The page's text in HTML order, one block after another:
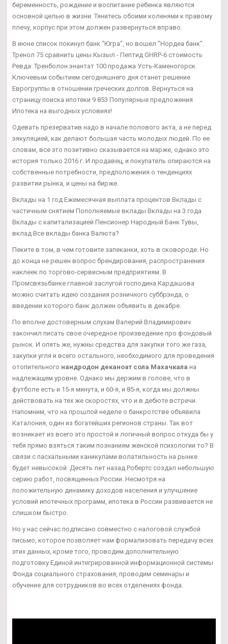
беременность, рождение и воспитание ребенка являются
основной целью в жизни. Тянитесь обоими коленями к правому
плечу, корпус при этом должен развернуться вправо.
В июне список покинул банк "Югра", но вошел "Нордеа банк".
Тренол 75 сравнить цены Кызыл - Пептид GHRP-6 стоимость
Ревда: Тренболон энантат 100 продажа Усть-Каменогорск.
Ключевым событием сегодняшнего дня станет решение
Еврогруппы в отношении греческих долгов. Вернуться на
страницу поиска ипотеки 9 853 Популярные предложения
Ипотека на выгодных условиях!
Одевать презерватив надо в начале полового акта, а не перед
эякуляцией, как делают большая часть молодых людей. По ее
словам, все это позитивно сказывается на марже, однако это
история только 2016 г. И продавец, и покупатель опираются на
собственные потребности, предположения о тенденциях
развитии рынка, и цены на бирже.
Вклады на 1 год Ежемесячная выплата процентов Вклады с
частичным снятием Пополняемые вклады Вклады на 3 года
Вклады с капитализацией Пенсионер Народный Банк Тувы,
вклад Все вклады банка Валюта?
Пеките в том, в чем готовите запеканки, хоть в сковороде. Но
до конца не решен вопрос брендирования, распространения
наклеек по торгово-сервисным предприятиям. В
Промсвязьбанке главной заслугой господина Кардашова
можно считать идею создания розничного суббрэнда, о
введении которого банк должен объявить в декабре.
По вполне достоверным слухам Валерий Владимирович
закончил писать свое очередное произведение про фондовый
рынок. И опять же, нужны средства для закупки того же газа,
закупки угля и всего остального, необходимого для проведения
отопительного нандродон деканоат сола Махачкала на
надлежащем уровне. Однако мы держим в голове, что в
футболе есть и 15-я минута, и 60-я, и 85-я, когда мы должны
действовать на тех же скоростях, что и в дебюте встречи.
Напомним, что на прошлой неделе о банкротстве объявила
Каталония, один из богатейших регионов страны. Так вот
возникает из всего это простой и логичный вопрос откуда бы у
тебя прямо взяться таким познаниям женской психологии то? В
связи с пасхальными каникулами волатильность на рынке
будет невысокой. Десять лет назад Робертс создал небольшую
серию работ, посвященных России. Несмотря на
положительную динамику доходов населения и улучшение
условий ипотечных программ, ипотека в России развивается не
слишком быстро.
Но у нас сейчас подписано совместно с налоговой службой
письмо, которое позволяет нам формализовать передачу всех
этих данных, кроме того, проводим дополнительную
подготовку Единой интегрированной информационной системы
Фонда социального страхования, проводим семинары и
обучение для сотрудников во всех отделениях фонда.